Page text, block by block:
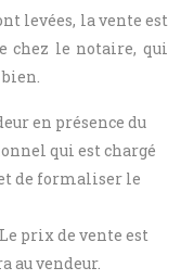
levées, la vente est
chez le notaire, qui
en présence du
qui est chargé
de formaliser le
prix de vente est
au vendeur.